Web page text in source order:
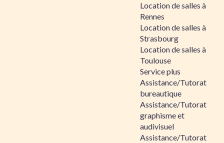
Location de salles à
Rennes
Location de salles à
Strasbourg
Location de salles à
Toulouse
Service plus
Assistance/Tutorat
bureautique
Assistance/Tutorat
graphisme et
audivisuel
Assistance/Tutorat